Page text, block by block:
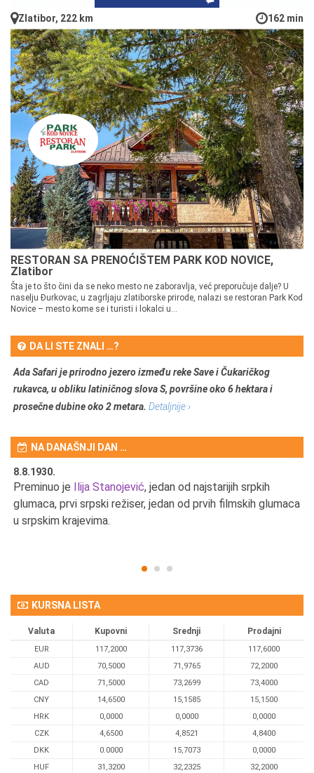
Zlatibor, 222 km 162 min
RESTORAN SA PRENOĆIŠTEM PARK KOD NOVICE,
Zlatibor
Šta je to što čini da se neko mesto ne zaboravlja, već preporučuje dalje? U
naselju Đurkovac, u zagrljaju zlatiborske prirode, nalazi se restoran Park Kod
Novice – mesto kome se i turisti i lokalci u...
DA LI STE ZNALI …?
Ada Safari je prirodno jezero između reke Save i Čukaričkog
rukavca, u obliku latiničnog slova S, površine oko 6 hektara i
prosečne dubine oko 2 metara. Detaljnije ›
NA DANAŠNJI DAN …
8.8.1930.
Preminuo je Ilija Stanojević, jedan od najstarijih srpkih
glumaca, prvi srpski režiser, jedan od prvih filmskih glumaca
u srpskim krajevima.
KURSNA LISTA
Valuta Kupovni Srednji Prodajni
EUR 117,2000 117,3736
117,6000
AUD
70,5000 71,9765
72,2000
CAD
71,5000 73,2699
73,4000
CNY
14,6500 15,1585
15,1500
HRK
0,0000 0,0000
0,0000
CZK
4,6500 4,8521
4,8400
DKK
0.0000 15,7073
0,0000
HUF
31,3200 32,2325 32,2000